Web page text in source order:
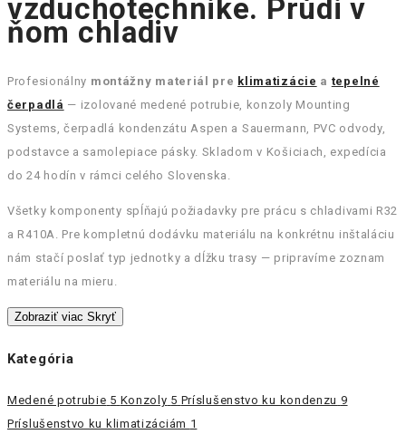
vzduchotechnike. Prúdi v
ňom chladiv
Profesionálny montážny materiál pre klimatizácie a tepelné
čerpadlá — izolované medené potrubie, konzoly Mounting
Systems, čerpadlá kondenzátu Aspen a Sauermann, PVC odvody,
podstavce a samolepiace pásky. Skladom v Košiciach, expedícia
do 24 hodín v rámci celého Slovenska.
Všetky komponenty spĺňajú požiadavky pre prácu s chladivami R32
a R410A. Pre kompletnú dodávku materiálu na konkrétnu inštaláciu
nám stačí poslať typ jednotky a dĺžku trasy — pripravíme zoznam
materiálu na mieru.
Zobraziť viac Skryť
Kategória
Medené potrubie 5 Konzoly 5 Príslušenstvo ku kondenzu 9
Príslušenstvo ku klimatizáciám 1